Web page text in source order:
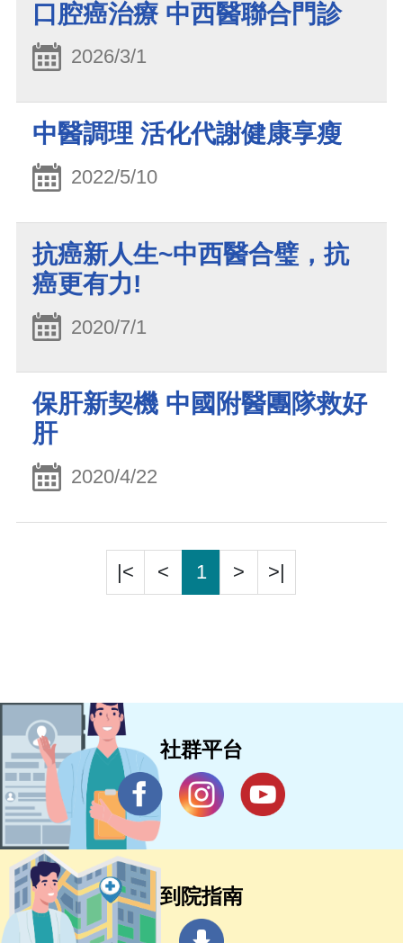
口腔癌治療 中西醫聯合門診
2026/3/1
中醫調理 活化代謝健康享瘦
2022/5/10
抗癌新人生~中西醫合璧，抗
癌更有力!
2020/7/1
保肝新契機 中國附醫團隊救好
肝
2020/4/22
|< < 1 > >|
社群平台
到院指南